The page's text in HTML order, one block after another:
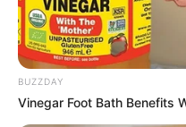
Die schönsten
Der Adel im Mittelalter
Wie Burgen zu
BUZZDAY
Vinegar Foot Bath Benefits